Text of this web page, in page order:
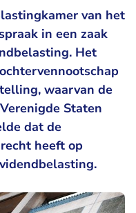
van het
in een zaak
Het
waarvan de
Staten
dat de
heeft op